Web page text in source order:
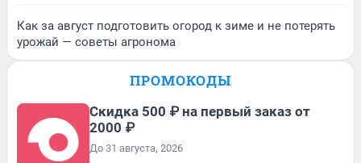
Как за август подготовить огород к зиме и не потерять
урожай — советы агронома
ПРОМОКОДЫ
Скидка 500 ₽ на первый заказ от
2000 ₽
До 31 августа, 2026